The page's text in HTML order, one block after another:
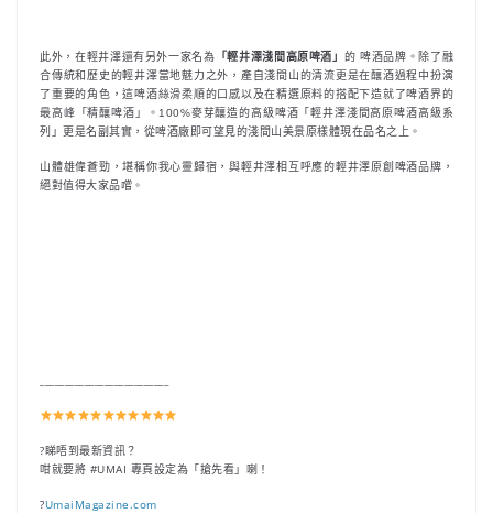
此外，在輕井澤還有另外一家名為 「輕井澤淺間高原啤酒」 的 啤酒品牌。除了融
合傳統和歷史的輕井澤當地魅力之外，產自淺間山的清流更是在釀酒過程中扮演
了重要的角色，這啤酒絲滑柔順的口感以及在精選原料的搭配下造就了啤酒界的
最高峰「精釀啤酒」。100%麥芽釀造的高級啤酒「輕井澤淺間高原啤酒高級系
列」更是名副其實，從啤酒廠即可望見的淺間山美景原樣體現在品名之上。
山體雄偉蒼勁，堪稱你我心靈歸宿，與輕井澤相互呼應的輕井澤原創啤酒品牌，
絕對值得大家品嚐。
?睇唔到最新資訊？
咁就要將 #UMAI 專頁設定為「搶先看」喇！
?UmaiMagazine.com